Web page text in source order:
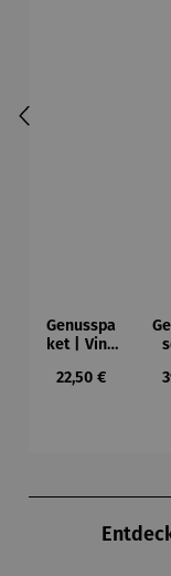
Genusspa
ket | Vino
Regulärer Preis:
22,50 €